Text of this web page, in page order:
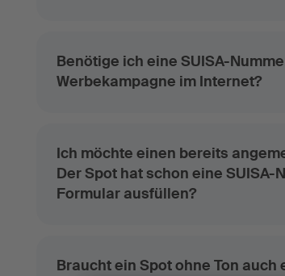
Benötige ich eine SUISA-
Werbekampagne im Internet?
Ich möchte einen bereits
Der Spot hat schon eine
Formular ausfüllen?
Braucht ein Spot ohne Ton